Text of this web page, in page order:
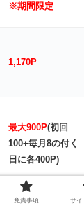
※期間限定
1,170P
最大900P(初回
100+毎月8の付く
日に各400P)
600P
免責事項 サイ